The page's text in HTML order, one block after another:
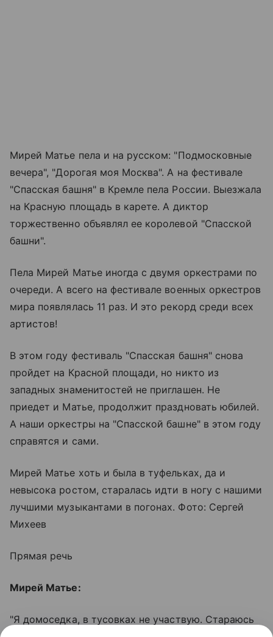
Мирей Матье пела и на русском: "Подмосковные
вечера", "Дорогая моя Москва". А на фестивале
"Спасская башня" в Кремле пела России. Выезжала
на Красную площадь в карете. А диктор
торжественно объявлял ее королевой "Спасской
башни".
Пела Мирей Матье иногда с двумя оркестрами по
очереди. А всего на фестивале военных оркестров
мира появлялась 11 раз. И это рекорд среди всех
артистов!
В этом году фестиваль "Спасская башня" снова
пройдет на Красной площади, но никто из
западных знаменитостей не приглашен. Не
приедет и Матье, продолжит праздновать юбилей.
А наши оркестры на "Спасской башне" в этом году
справятся и сами.
Мирей Матье хоть и была в туфельках, да и
невысока ростом, старалась идти в ногу с нашими
лучшими музыкантами в погонах. Фото: Сергей
Михеев
Прямая речь
Мирей Матье:
"Я домоседка, в тусовках не участвую. Стараюсь